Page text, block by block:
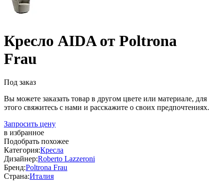
Кресло AIDA от Poltrona
Frau
Под заказ
Вы можете заказать товар в другом цвете или материале, для
этого свяжитесь с нами и расскажите о своих предпочтениях.
Запросить цену
в избранное
Подобрать похожее
Категория:Кресла
Дизайнер:Roberto Lazzeroni
Бренд:Poltrona Frau
Страна:Италия